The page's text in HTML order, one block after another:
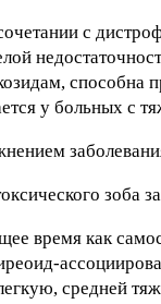
с
способна
у больных с
зоба
время как
средней